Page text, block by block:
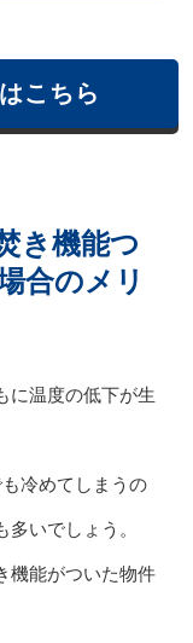
こちら
き機能つ
合のメリ
に温度の低下が生
冷めてしまうの
いでしょう。
機能がついた物件